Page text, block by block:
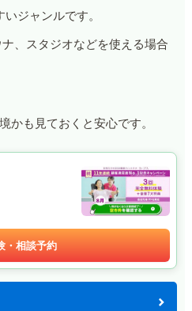
ジャンルです。
、スタジオなどを使える場合
かも見ておくと安心です。
・相談予約